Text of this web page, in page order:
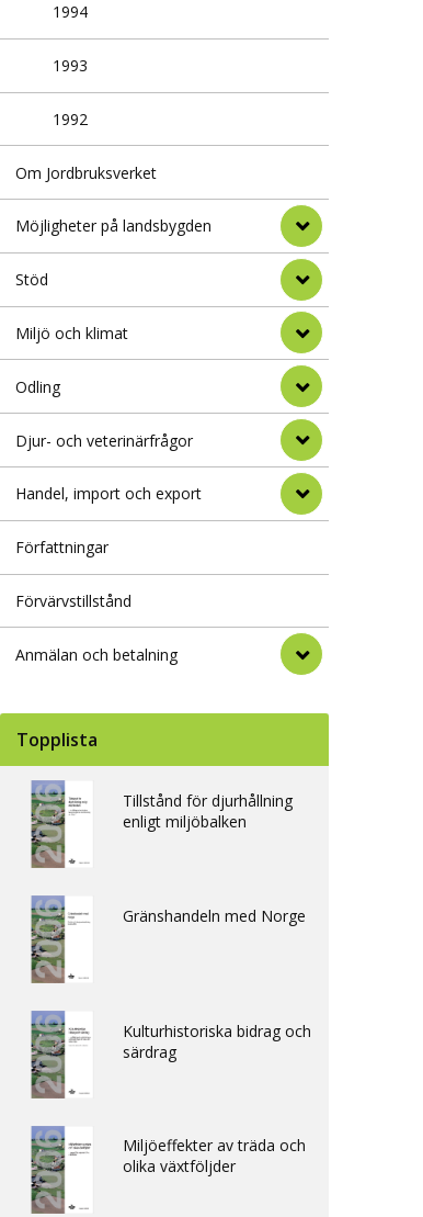
1994
1993
1992
Om Jordbruksverket
Möjligheter på landsbygden
Stöd
Miljö och klimat
Odling
Djur- och veterinärfrågor
Handel, import och export
Författningar
Förvärvstillstånd
Anmälan och betalning
Topplista
Tillstånd för djurhållning
enligt miljöbalken
Gränshandeln med Norge
Kulturhistoriska bidrag och
särdrag
Miljöeffekter av träda och
olika växtföljder